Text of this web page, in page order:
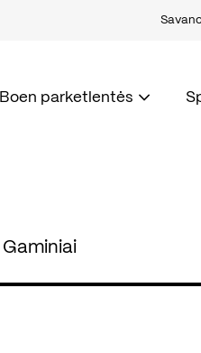
Boen parketlentės
Gaminiai